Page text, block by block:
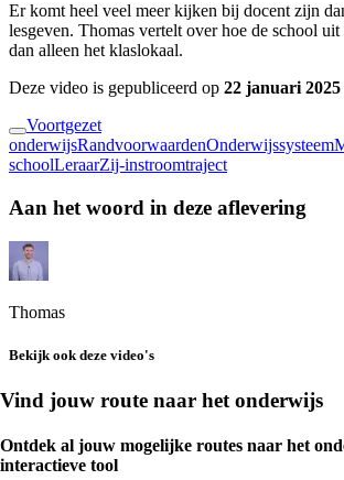
Er komt heel veel meer kijken bij docent zijn
lesgeven. Thomas vertelt over hoe de school uit
dan alleen het klaslokaal.
Deze video is gepubliceerd op 22 januari 2025
Voortgezet
onderwijsRandvoorwaardenOnderwijssysteem
schoolLeraarZij-instroomtraject
Aan het woord in deze aflevering
Thomas
Bekijk ook deze video's
Vind jouw route naar het onderwijs
Ontdek al jouw mogelijke routes naar het
interactieve tool